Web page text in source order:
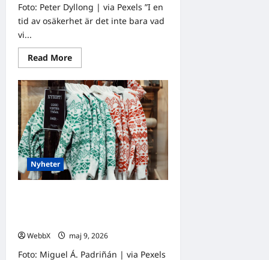
Foto: Peter Dyllong | via Pexels ”I en
tid av osäkerhet är det inte bara vad
vi...
Read MoreRead
more
Dagens
tanke:
Att
tänka
efter
i
en
osäker
tid
Nyheter
WebbX
maj 9, 2026
Foto: Miguel Á. Padriñán | via Pexels